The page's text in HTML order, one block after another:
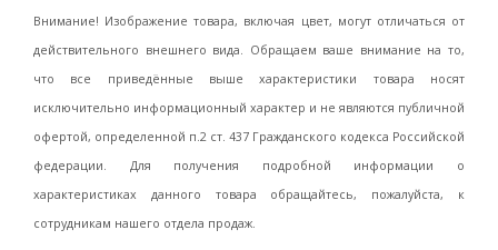
Внимание! Изображение товара, включая цвет, могут отличаться от
действительного внешнего вида. Обращаем ваше внимание на то,
что все приведённые выше характеристики товара носят
исключительно информационный характер и не являются публичной
офертой, определенной п.2 ст. 437 Гражданского кодекса Российской
федерации. Для получения подробной информации о
характеристиках данного товара обращайтесь, пожалуйста, к
сотрудникам нашего отдела продаж.